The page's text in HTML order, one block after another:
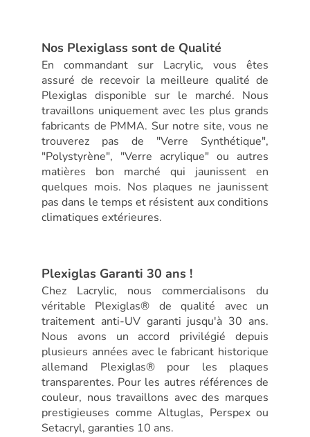
Nos Plexiglass sont de Qualité
En commandant sur Lacrylic, vous êtes
assuré de recevoir la meilleure qualité de
Plexiglas disponible sur le marché. Nous
travaillons uniquement avec les plus grands
fabricants de PMMA. Sur notre site, vous ne
trouverez pas de "Verre Synthétique",
"Polystyrène", "Verre acrylique" ou autres
matières bon marché qui jaunissent en
quelques mois. Nos plaques ne jaunissent
pas dans le temps et résistent aux conditions
climatiques extérieures.
Plexiglas Garanti 30 ans !
Chez Lacrylic, nous commercialisons du
véritable Plexiglas® de qualité avec un
traitement anti-UV garanti jusqu'à 30 ans.
Nous avons un accord privilégié depuis
plusieurs années avec le fabricant historique
allemand Plexiglas® pour les plaques
transparentes. Pour les autres références de
couleur, nous travaillons avec des marques
prestigieuses comme Altuglas, Perspex ou
Setacryl, garanties 10 ans.